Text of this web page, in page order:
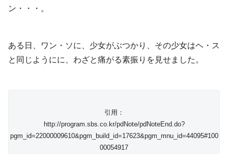
ン・・・。
ある日、ワン・ソに、少女がぶつかり、その少女はヘ・ス
と同じようにに、わざと痛がる素振りを見せました。
引用：
http://program.sbs.co.kr/pdNote/pdNoteEnd.do?
pgm_id=22000009610&pgm_build_id=17623&pgm_mnu_id=44095#100
00054917